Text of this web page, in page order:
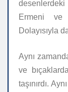
desenlerdeki
Ermeni ve
Dolayısıyla
Aynı
ve
taşınırdı.